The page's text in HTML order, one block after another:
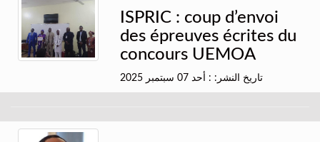
ISPRIC : coup d’envoi
des épreuves écrites du
concours UEMOA
تاريخ النشر: : أحد 07 سبتمبر 2025